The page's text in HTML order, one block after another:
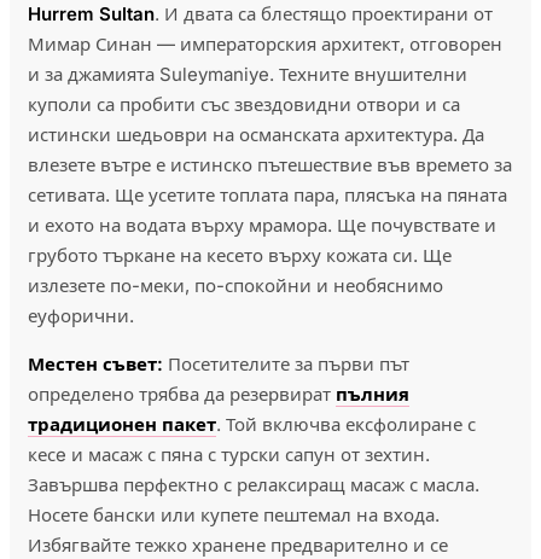
Hurrem Sultan. И двата са блестящо проектирани от
Мимар Синан — императорския архитект, отговорен
и за джамията Suleymaniye. Техните внушителни
куполи са пробити със звездовидни отвори и са
истински шедьоври на османската архитектура. Да
влезете вътре е истинско пътешествие във времето за
сетивата. Ще усетите топлата пара, плясъка на пяната
и ехото на водата върху мрамора. Ще почувствате и
грубото търкане на кесето върху кожата си. Ще
излезете по-меки, по-спокойни и необяснимо
еуфорични.
Местен съвет: Посетителите за първи път
определено трябва да резервират пълния
традиционен пакет. Той включва ексфолиране с
кесe и масаж с пяна с турски сапун от зехтин.
Завършва перфектно с релаксиращ масаж с масла.
Носете бански или купете пештемал на входа.
Избягвайте тежко хранене предварително и се